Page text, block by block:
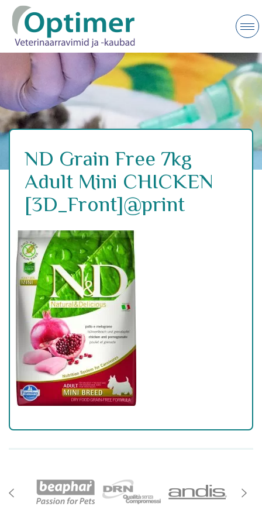
ND Grain Free 7kg
Adult Mini CHICKEN
[3D_Front]@print